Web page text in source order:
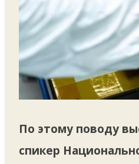
По этому поводу
спикер